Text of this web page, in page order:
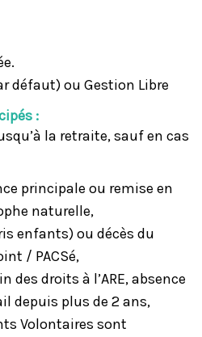
défaut) ou Gestion Libre
:
la retraite, sauf en cas
principale ou remise en
naturelle,
enfants) ou décès du
/ PACSé,
des droits à l’ARE, absence
depuis plus de 2 ans,
Volontaires sont